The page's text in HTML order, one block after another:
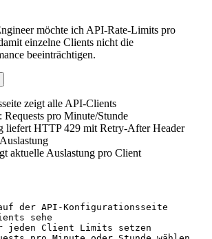
möchte ich API-Rate-Limits pro
einzelne Clients nicht die
beeinträchtigen.
zeigt alle API-Clients
pro Minute/Stunde
liefert HTTP 429 mit Retry-After Header
aktuelle Auslastung pro Client